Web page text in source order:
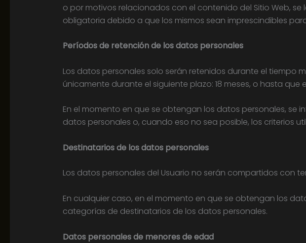
o por motivos relacionados con el contenido del Sitio Web,
obligatoria debido a que los mismos sean imprescindibles
Períodos de retención de los datos personales
Los datos personales solo serán retenidos durante el tiempo
únicamente durante el siguiente plazo: 18 meses, o hasta que
En el momento en que se obtengan los datos personales, se
datos personales o, cuando eso no sea posible, los criterios
Destinatarios de los datos personales
Los datos personales del Usuario no serán compartidos con
En cualquier caso, en el momento en que se obtengan los
categorías de destinatarios de los datos personales.
Datos personales de menores de edad